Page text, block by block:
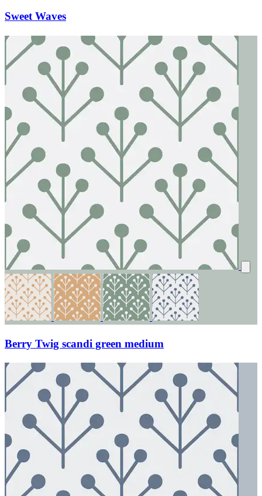
Sweet Waves
Berry Twig scandi green medium